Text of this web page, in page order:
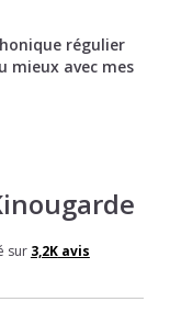
régulier
mieux avec mes
sur 3,2Kavis